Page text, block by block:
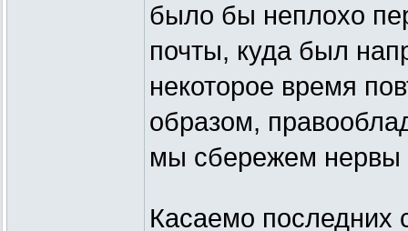
было бы неплохо
почты, куда был
некоторое время
образом,
мы сбережем нервы
Касаемо последних